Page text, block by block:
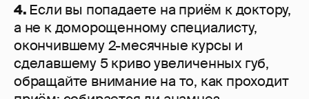
4. Если вы попадаете на приём к доктору,
а не к доморощенному специалисту,
окончившему 2-месячные курсы и
сделавшему 5 криво увеличенных губ,
обращайте внимание на то, как проходит